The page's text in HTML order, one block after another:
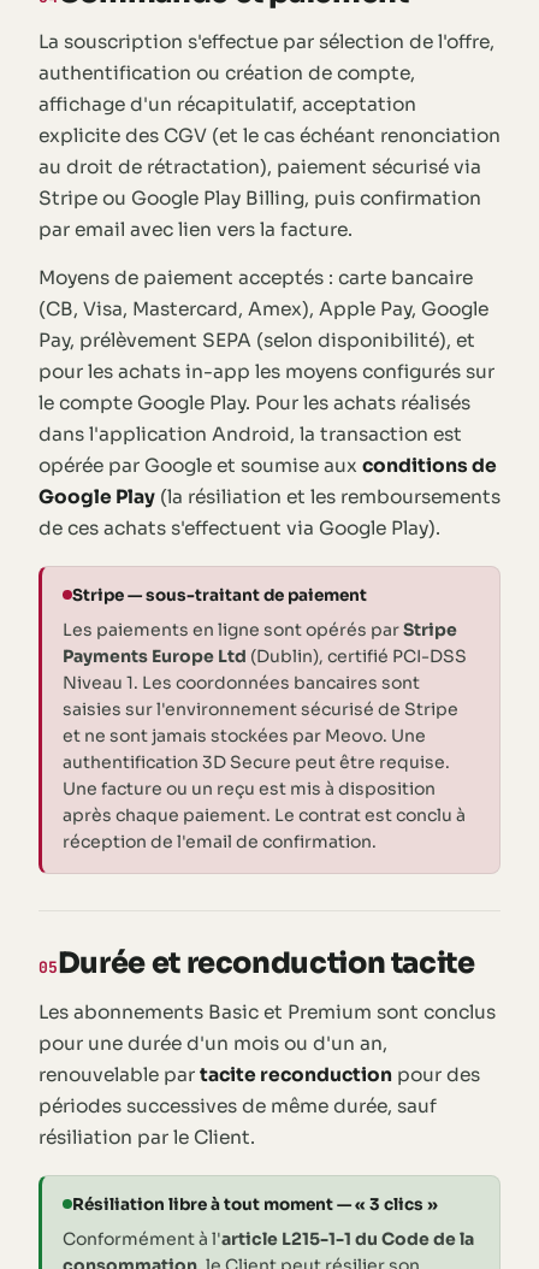
La souscription s'effectue par sélection de l'offre,
authentification ou création de compte,
affichage d'un récapitulatif, acceptation
explicite des CGV (et le cas échéant renonciation
au droit de rétractation), paiement sécurisé via
Stripe ou Google Play Billing, puis confirmation
par email avec lien vers la facture.
Moyens de paiement acceptés : carte bancaire
(CB, Visa, Mastercard, Amex), Apple Pay, Google
Pay, prélèvement SEPA (selon disponibilité), et
pour les achats in-app les moyens configurés sur
le compte Google Play. Pour les achats réalisés
dans l'application Android, la transaction est
opérée par Google et soumise aux conditions de
Google Play (la résiliation et les remboursements
de ces achats s'effectuent via Google Play).
Stripe — sous-traitant de paiement
Les paiements en ligne sont opérés parStripe
Payments Europe Ltd (Dublin), certifié PCI-DSS
Niveau 1. Les coordonnées bancaires sont
saisies sur l'environnement sécurisé de Stripe
et ne sont jamais stockées par Meovo. Une
authentification 3D Secure peut être requise.
Une facture ou un reçu est mis à disposition
après chaque paiement. Le contrat est conclu à
réception de l'email de confirmation.
05Durée et reconduction tacite
Les abonnements Basic et Premium sont conclus
pour une durée d'un mois ou d'un an,
renouvelable par tacite reconduction pour des
périodes successives de même durée, sauf
résiliation par le Client.
Résiliation libre à tout moment — « 3 clics »
Conformément à l'article L215-1-1 du Code de la